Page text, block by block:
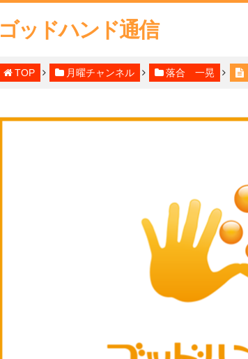
ゴッドハンド通信
TOP 月曜チャンネル 落合 一晃